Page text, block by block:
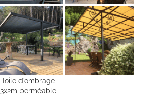
Toile d’ombrage
3x2m perméable